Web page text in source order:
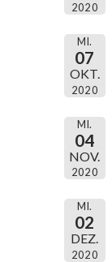
2020
MI.
07
OKT.
2020
MI.
04
NOV.
2020
MI.
02
DEZ.
2020